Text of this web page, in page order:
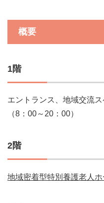
概要
1階
エントランス、地域交流
（8：00～20：00）
2階
地域密着型特別養護老人